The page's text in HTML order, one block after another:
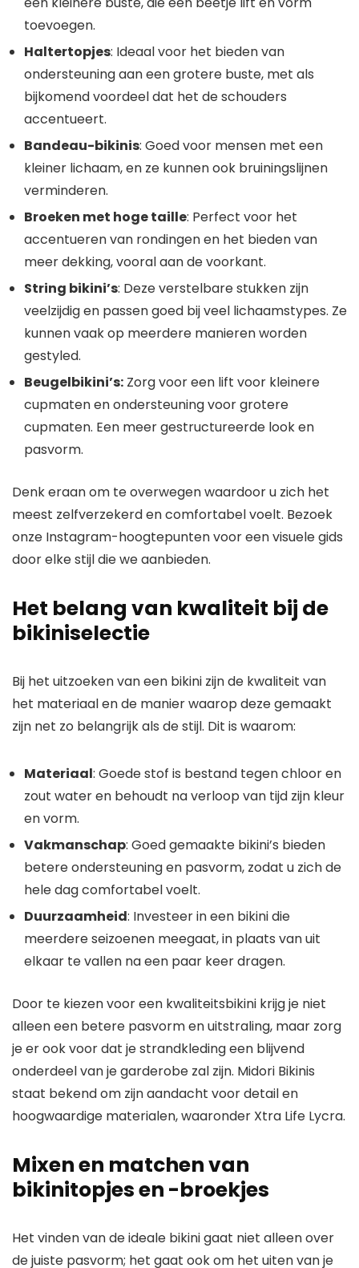
toevoegen.
Haltertopjes: Ideaal voor het bieden van
ondersteuning aan een grotere buste, met als
bijkomend voordeel dat het de schouders
accentueert.
Bandeau-bikinis: Goed voor mensen met een
kleiner lichaam, en ze kunnen ook bruiningslijnen
verminderen.
Broeken met hoge taille: Perfect voor het
accentueren van rondingen en het bieden van
meer dekking, vooral aan de voorkant.
String bikini’s: Deze verstelbare stukken zijn
veelzijdig en passen goed bij veel lichaamstypes. Ze
kunnen vaak op meerdere manieren worden
gestyled.
Beugelbikini’s: Zorg voor een lift voor kleinere
cupmaten en ondersteuning voor grotere
cupmaten. Een meer gestructureerde look en
pasvorm.
Denk eraan om te overwegen waardoor u zich het
meest zelfverzekerd en comfortabel voelt. Bezoek
onze Instagram-hoogtepunten voor een visuele gids
door elke stijl die we aanbieden.
Het belang van kwaliteit bij de
bikiniselectie
Bij het uitzoeken van een bikini zijn de kwaliteit van
het materiaal en de manier waarop deze gemaakt
zijn net zo belangrijk als de stijl. Dit is waarom:
Materiaal: Goede stof is bestand tegen chloor en
zout water en behoudt na verloop van tijd zijn kleur
en vorm.
Vakmanschap: Goed gemaakte bikini’s bieden
betere ondersteuning en pasvorm, zodat u zich de
hele dag comfortabel voelt.
Duurzaamheid: Investeer in een bikini die
meerdere seizoenen meegaat, in plaats van uit
elkaar te vallen na een paar keer dragen.
Door te kiezen voor een kwaliteitsbikini krijg je niet
alleen een betere pasvorm en uitstraling, maar zorg
je er ook voor dat je strandkleding een blijvend
onderdeel van je garderobe zal zijn. Midori Bikinis
staat bekend om zijn aandacht voor detail en
hoogwaardige materialen, waaronder Xtra Life Lycra.
Mixen en matchen van
bikinitopjes en -broekjes
Het vinden van de ideale bikini gaat niet alleen over
de juiste pasvorm; het gaat ook om het uiten van je